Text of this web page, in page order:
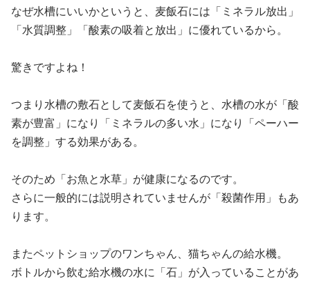
なぜ水槽にいいかというと、 麦飯石には「ミネラル放出」
「水質調整」「酸素の吸着と放出」に優れているから。
驚きですよね！
つまり水槽の敷石として麦飯石を使うと、 水槽の水が「酸
素が豊富」になり「ミネラルの多い水」になり「ペーハー
を調整」する効果がある。
そのため「お魚と水草」が健康になるのです。
さらに一般的には説明されていませんが「殺菌作用」もあ
ります。
またペットショップのワンちゃん、猫ちゃんの給水機。
ボトルから飲む給水機の水に「石」が入っていることがあ